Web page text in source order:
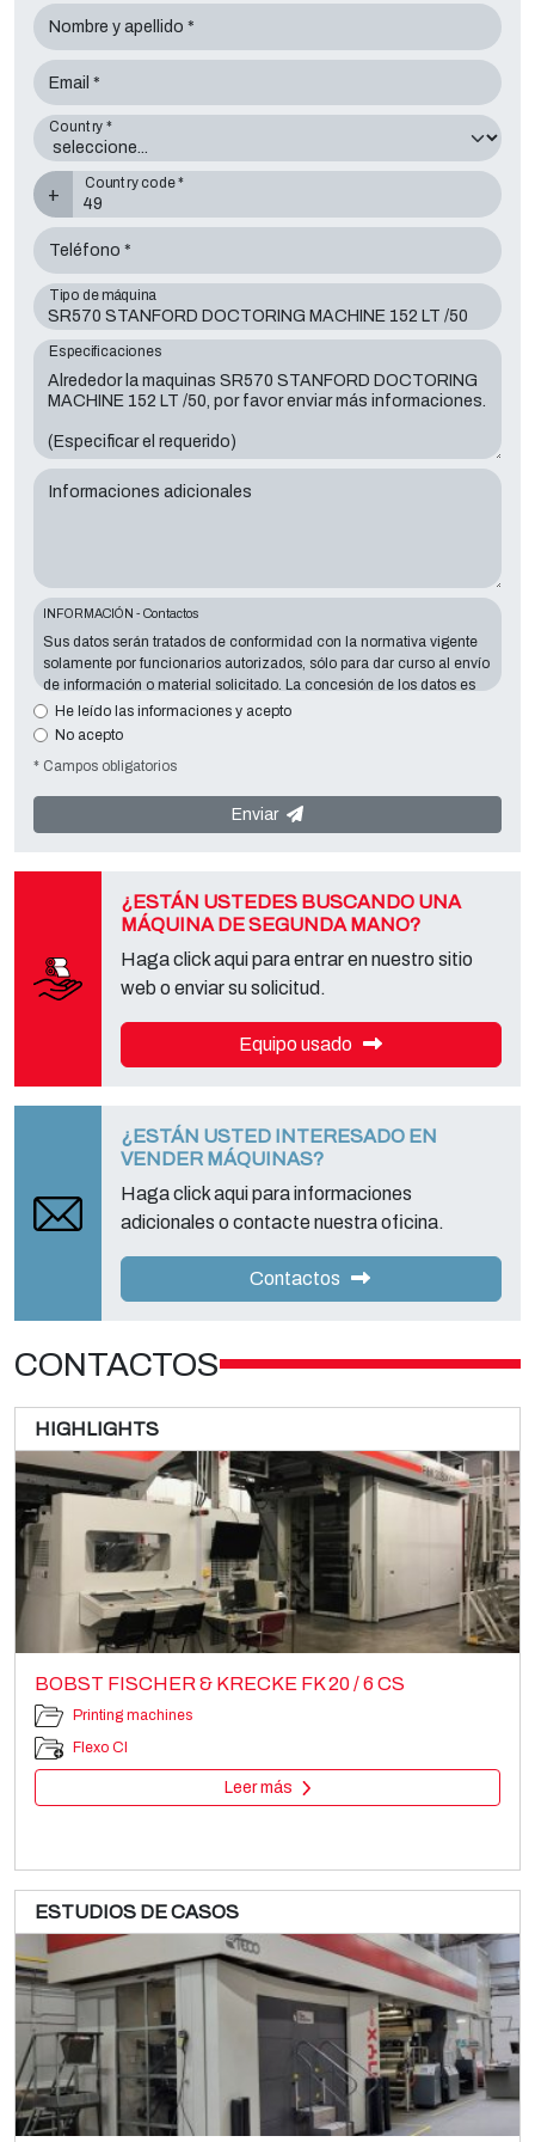
Nombre y apellido *
Email *
Country *
+
Country code *
Teléfono *
Tipo de máquina
Especificaciones
Informaciones adicionales
INFORMACIÓN - Contactos
Sus datos serán tratados de conformidad con la normativa vigente
solamente por funcionarios autorizados, sólo para dar curso al envío
de información o material solicitado. La concesión de los datos es
esencial en relación con la finalidad expuesta; los datos que faltan
harán imposible contactar con usted y satisfacer sus peticiones. El
Via A. Dominutti, 6 37135 (VR) Italy
con el "Servicio de Privacy " en la parte Controller de datos para
ejercer todos los derechos previstos y para obtener la información
He leído las informaciones y acepto
No acepto
* Campos obligatorios
Enviar
¿ESTÁN USTEDES BUSCANDO UNA
MÁQUINA DE SEGUNDA MANO?
Haga click aqui para entrar en nuestro sitio
web o enviar su solicitud.
Equipo usado
¿ESTÁN USTED INTERESADO EN
VENDER MÁQUINAS?
Haga click aqui para informaciones
adicionales o contacte nuestra oficina.
Contactos
CONTACTOS
HIGHLIGHTS
BOBST FISCHER & KRECKE FK 20 / 6 CS
Printing machines
Flexo CI
Leer más
BOBST FISCHER & KRECKE 15S
Printing machines
ESTUDIOS DE CASOS